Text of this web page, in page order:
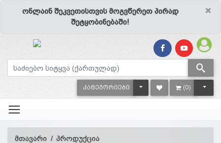
×
ონლაინ შეკვეთისთვის მოგვწერეთ პირად
შეტყობინებაში!
ᲙᲐᲢᲔᲒᲝᲠᲘᲔᲑᲘ TOGGLE DROPDOWN
(0)
მთავარი
პროდუქცია